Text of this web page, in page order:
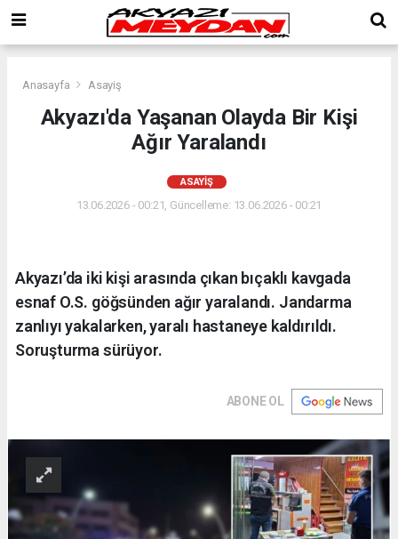
Anasayfa Asayiş
Akyazı'da Yaşanan Olayda Bir Kişi
Ağır Yaralandı
ASAYIŞ
13.06.2026 - 00:21, Güncelleme: 13.06.2026 - 00:21
Akyazı’da iki kişi arasında çıkan bıçaklı kavgada
esnaf O.S. göğsünden ağır yaralandı. Jandarma
zanlıyı yakalarken, yaralı hastaneye kaldırıldı.
Soruşturma sürüyor.
ABONE OL